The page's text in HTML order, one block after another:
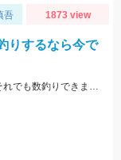
吾 1873 view
するなら今で
ハリス3号10ｍ。潮動かず渋い時間もありましたがそれでも数釣りできました！